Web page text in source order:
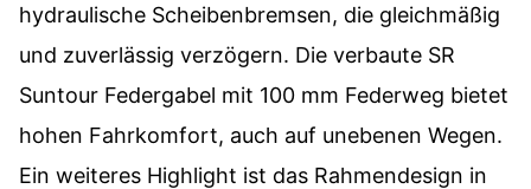
hydraulische Scheibenbremsen, die gleichmäßig
und zuverlässig verzögern. Die verbaute SR
Suntour Federgabel mit 100 mm Federweg bietet
hohen Fahrkomfort, auch auf unebenen Wegen.
Ein weiteres Highlight ist das Rahmendesign in